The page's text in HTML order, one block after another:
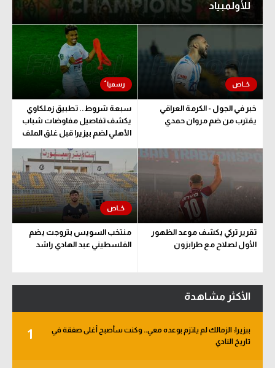
للأولمبياد
خبر في الجول - الكرمة العراقي
يقترب من ضم مروان حمدي
سبعة شروط.. تطبيق زملكاوي
يكشف تفاصيل مفاوضات شباب
الأهلي لضم بيزيرا قبل غلق الملف
تقرير تركي يكشف موعد الظهور
الأول لصلاح مع طرابزون
منتخب السويس بتروجت يضم
الفلسطيني عبد الهادي راشد
الأكثر مشاهدة
1
بيزيرا: الزمالك لم يلتزم بوعده معي.. وكنت سأصبح أغلى صفقة في
تاريخ النادي